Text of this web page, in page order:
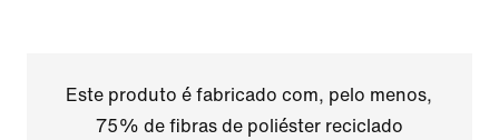
Este produto é fabricado com, pelo menos,
75% de fibras de poliéster reciclado